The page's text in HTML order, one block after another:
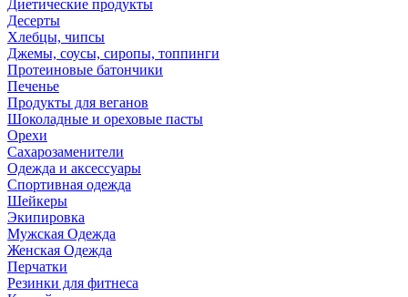
Диетические продукты
Десерты
Хлебцы, чипсы
Джемы, соусы, сиропы, топпинги
Протеиновые батончики
Печенье
Продукты для веганов
Шоколадные и ореховые пасты
Орехи
Сахарозаменители
Одежда и аксессуары
Спортивная одежда
Шейкеры
Экипировка
Мужская Одежда
Женская Одежда
Перчатки
Резинки для фитнеса